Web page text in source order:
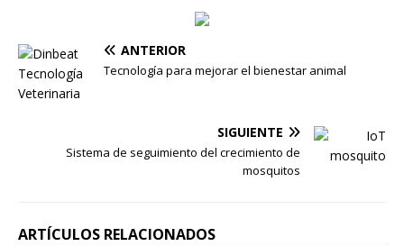
ANTERIOR
Tecnología para mejorar el bienestar animal
SIGUIENTE
Sistema de seguimiento del crecimiento de
mosquitos
ARTÍCULOS RELACIONADOS